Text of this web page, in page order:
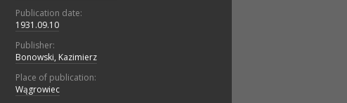
Publication date:
1931.09.10
Publisher:
Bonowski, Kazimierz
Place of publication:
Wągrowiec